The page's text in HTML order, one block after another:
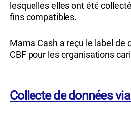
lesquelles elles ont été
fins compatibles.
Mama Cash a reçu le label de
CBF pour les organisations
Collecte de données